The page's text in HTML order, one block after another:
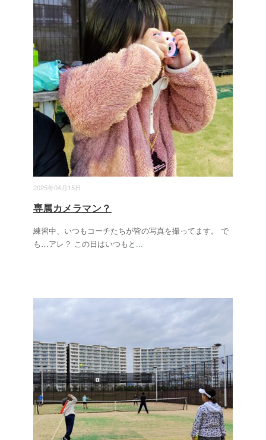
2025年04月15日
専属カメラマン？
練習中、いつもコーチたちが皆の写真を撮ってます。 で
も…アレ？ この日はいつもと ...